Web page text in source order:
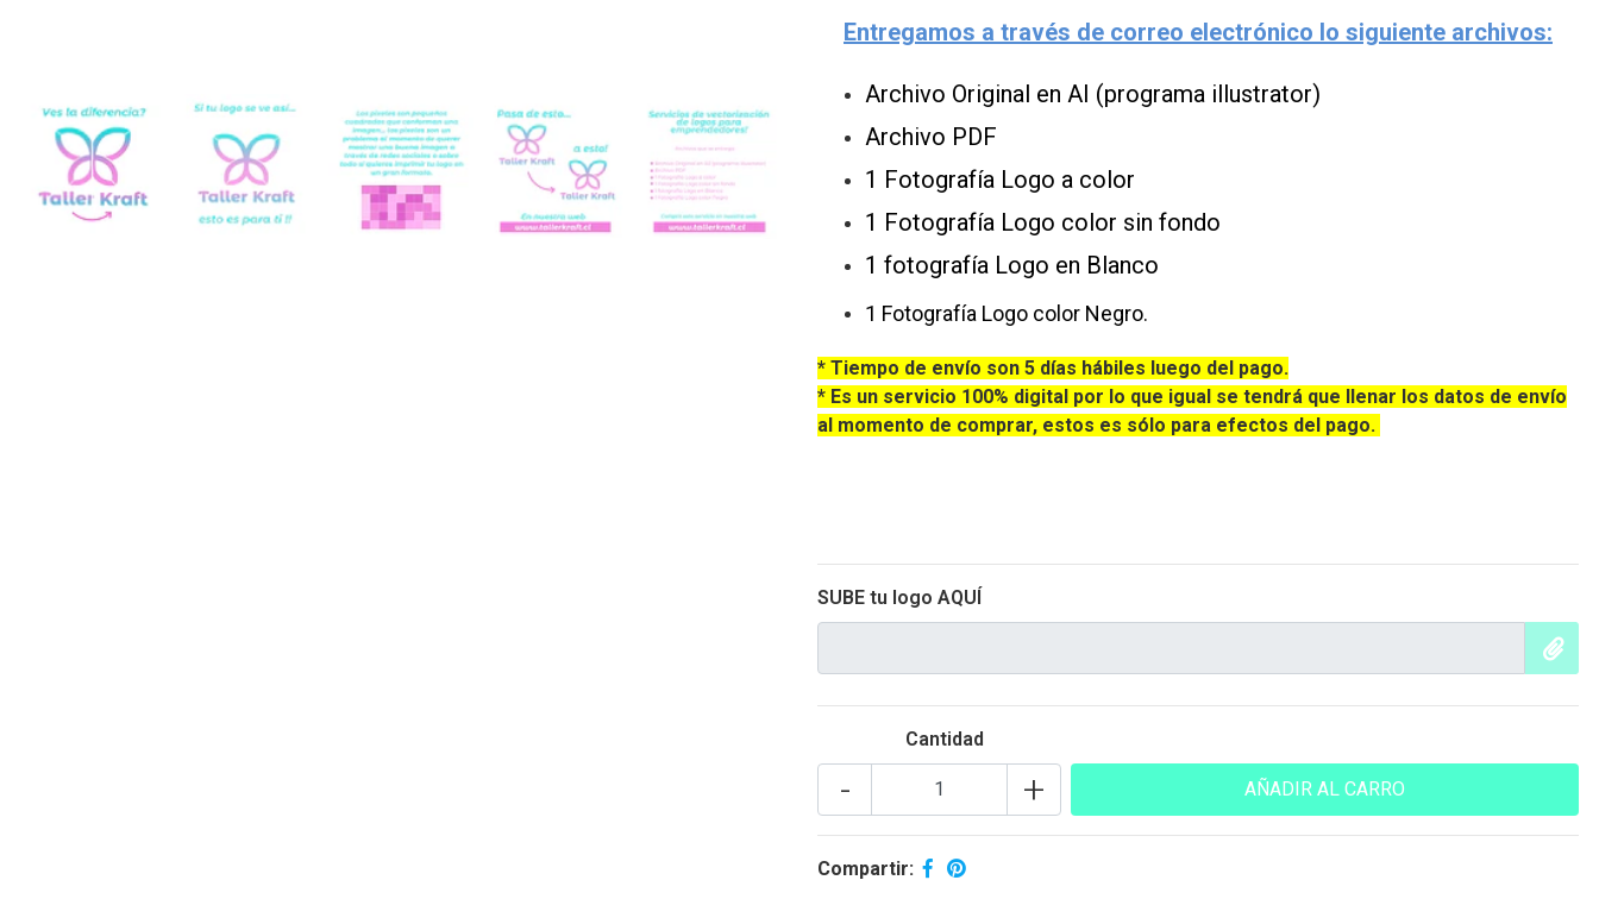
Entregamos a través de correo electrónico lo siguiente archivos:
Archivo Original en AI (programa illustrator)
Archivo PDF
1 Fotografía Logo a color
1 Fotografía Logo color sin fondo
1 fotografía Logo en Blanco
1 Fotografía Logo color Negro.
* Tiempo de envío son 5 días hábiles luego del pago.
* Es un servicio 100% digital por lo que igual se tendrá que llenar los datos de envío
al momento de comprar, estos es sólo para efectos del pago.
SUBE tu logo AQUÍ
Cantidad
+
-
Compartir: